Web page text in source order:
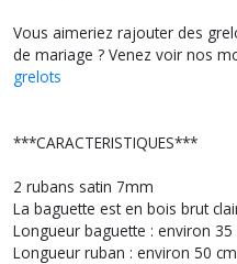
Vous aimeriez rajouter des
de mariage ? Venez voir nos
grelots
***CARACTERISTIQUES***
2 rubans satin 7mm
La baguette est en bois brut
Longueur baguette : environ 35
Longueur ruban : environ 50 cm